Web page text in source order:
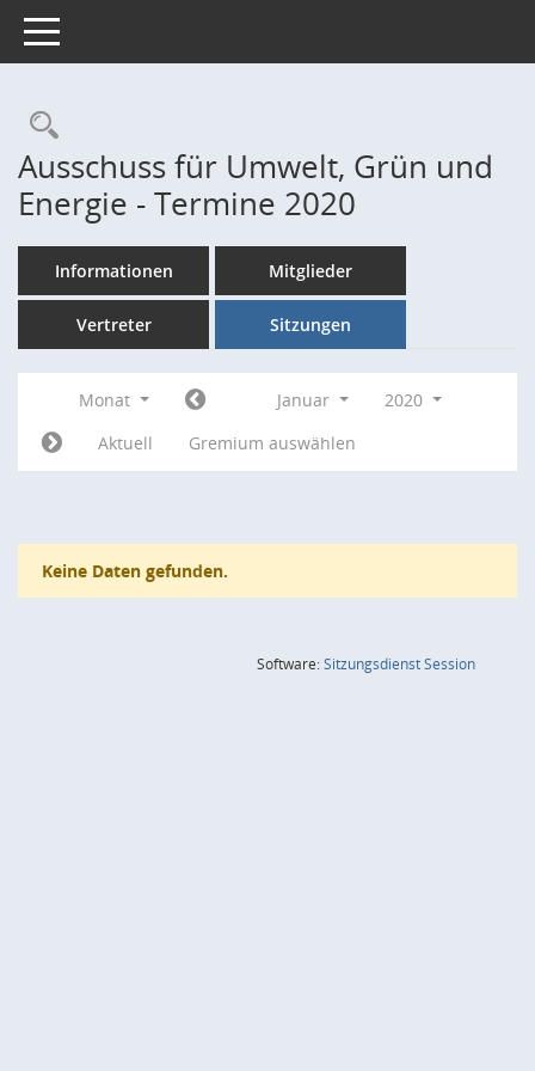
Toggle navigation
Rechercheauswahl
Ausschuss für Umwelt, Grün und
Energie - Termine 2020
Informationen Mitglieder
Vertreter Sitzungen
Monat Januar
2020
Aktuell
Gremium auswählen
Keine Daten gefunden.
Software:SitzungsdienstSession(Wird in